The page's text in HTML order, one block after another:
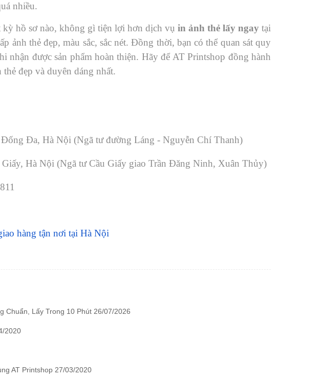
nhiều.
hồ sơ nào, không gì tiện lợi hơn dịch vụ in ảnh thẻ lấy ngaytại
ảnh thẻ đẹp, màu sắc, sắc nét. Đồng thời, bạn có thể quan sát quy
nhận được sản phẩm hoàn thiện. Hãy để AT Printshop đồng hành
đẹp và duyên dáng nhất.
Đa, Hà Nội (Ngã tư đường Láng - Nguyễn Chí Thanh)
Hà Nội (Ngã tư Cầu Giấy giao Trần Đăng Ninh, Xuân Thủy)
hàng tận nơi tại Hà Nội
Chuẩn, Lấy Trong 10 Phút 26/07/2026
2020
AT Printshop 27/03/2020